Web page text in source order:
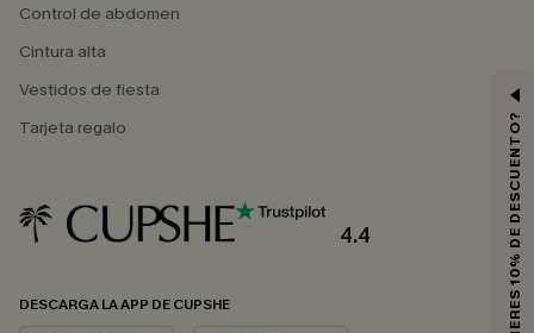
Control de abdomen
Cintura alta
Vestidos de fiesta
Tarjeta regalo
4.4
DESCARGA LA APP DE CUPSHE ¿QUIERES 10% DE DESCUENTO?